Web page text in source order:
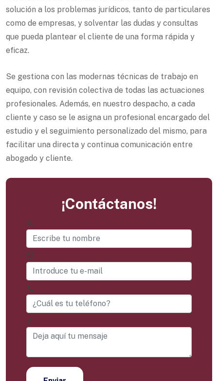
solución a los problemas jurídicos, tanto de particulares
como de empresas, y solventar las dudas y consultas
que pueda plantear el cliente de una forma rápida y
eficaz.
Se gestiona con las modernas técnicas de trabajo en
equipo, con revisión colectiva de todas las actuaciones
profesionales. Además, en nuestro despacho, a cada
cliente y caso se le asigna un profesional encargado del
estudio y el seguimiento personalizado del mismo, para
facilitar una directa y continua comunicación entre
abogado y cliente.
¡Contáctanos!